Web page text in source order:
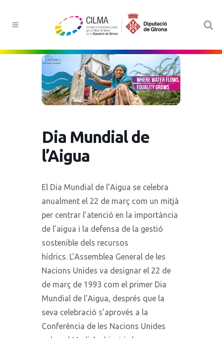
Dia Mundial de
l’Aigua
El Dia Mundial de l’Aigua se celebra
anualment el 22 de març com un mitjà
per centrar l’atenció en la importància
de l’aigua i la defensa de la gestió
sostenible dels recursos
hídrics. L’Assemblea General de les
Nacions Unides va designar el 22 de
de març de 1993 com el primer Dia
Mundial de l’Aigua, després que la
seva celebració s’aprovés a la
Conferència de les Nacions Unides